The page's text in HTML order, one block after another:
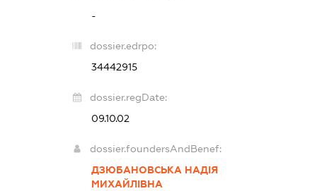
-
dossier.edrpo:
34442915
dossier.regDate:
09.10.02
dossier.foundersAndBenef:
ДЗЮБАНОВСЬКА НАДІЯ
МИХАЙЛІВНА